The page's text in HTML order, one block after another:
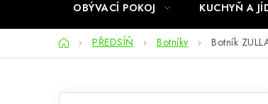
OBÝVACÍ POKOJ KUCHYŇ A
DomůPŘEDSÍŇ Botníky Botník